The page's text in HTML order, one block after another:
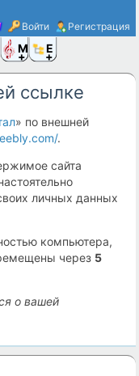
Войти Регистрация
Ещё
ссылке
» по внешней
.
сайта
личных данных
компьютера,
через 5
о вашей